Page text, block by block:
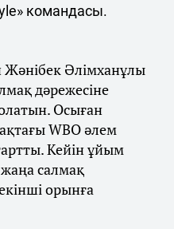
командасы.
Жәнібек Әлімханұлы
дәрежесіне
Осыған
WBO әлем
Кейін ұйым
салмақ
орынға